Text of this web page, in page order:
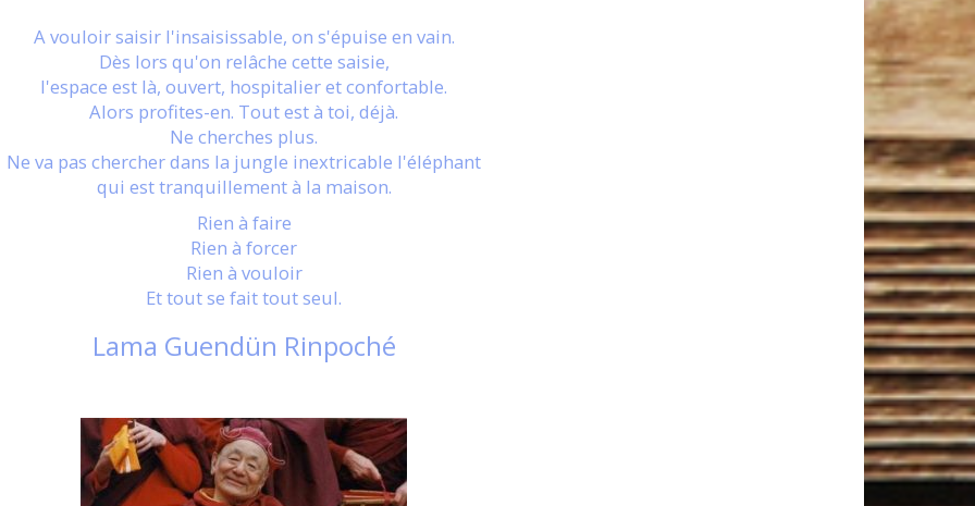
A vouloir saisir l'insaisissable, on s'épuise en vain.
Dès lors qu'on relâche cette saisie,
l'espace est là, ouvert, hospitalier et confortable.
Alors profites-en. Tout est à toi, déjà.
Ne cherches plus.
Ne va pas chercher dans la jungle inextricable l'éléphant
qui est tranquillement à la maison.
Rien à faire
Rien à forcer
Rien à vouloir
Et tout se fait tout seul.
Lama Guendün Rinpoché